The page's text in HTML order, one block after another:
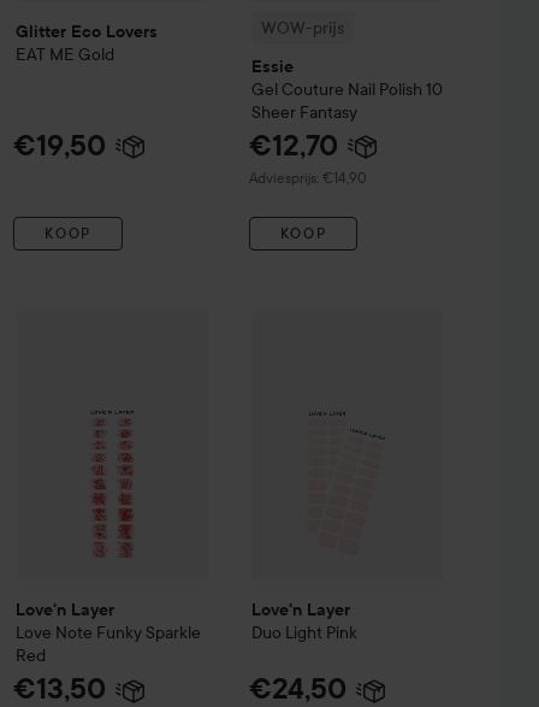
Glitter Eco Lovers
EAT ME Gold
€19,50
KOOP
WOW-prijs
Essie
Gel Couture Nail Polish 10
Sheer Fantasy
€12,70
Adviesprijs: €14,90
Aanbevolen prijs €14,90
KOOP
Love'n Layer
Love Note Funky Sparkle
Red
€13,50
Love'n Layer
Duo Light Pink
€24,50